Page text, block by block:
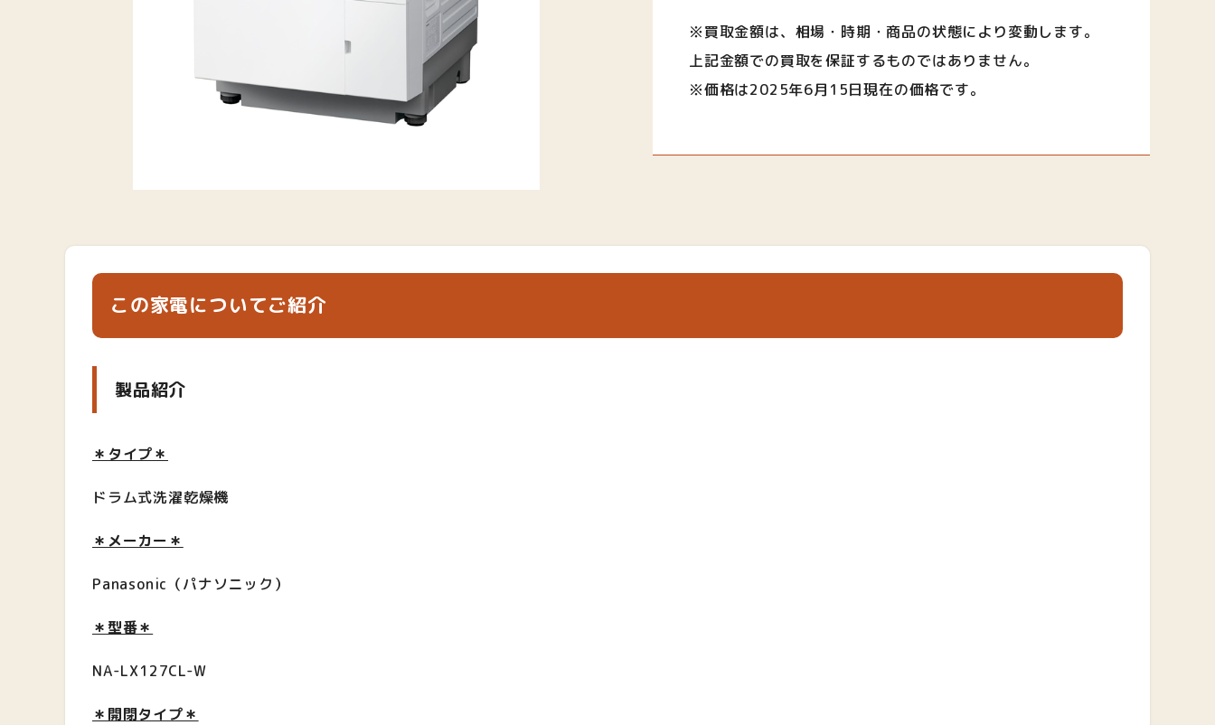
※買取金額は、相場・時期・商品の状態により変動します。
上記金額での買取を保証するものではありません。
※価格は2025年6月15日現在の価格です。
この家電についてご紹介
製品紹介
＊タイプ＊
ドラム式洗濯乾燥機
＊メーカー＊
Panasonic（パナソニック）
＊型番＊
NA-LX127CL-W
＊開閉タイプ＊